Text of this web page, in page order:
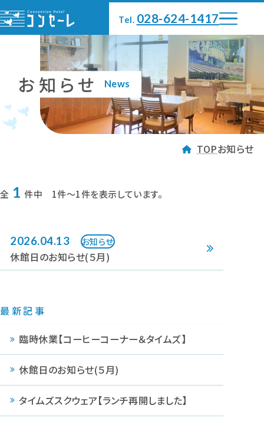
Tel. 028-624-1417
お知らせ News
TOPお知らせ
全 1 件中 1件～1件を表示しています。
2026.04.13 お知らせ
休館日のお知らせ(５月)
最新記事
臨時休業【コーヒーコーナー＆タイムズ】
休館日のお知らせ(５月)
タイムズスクウェア【ランチ再開しました】
会議室
アクセス
よくあるご質問
お知らせ